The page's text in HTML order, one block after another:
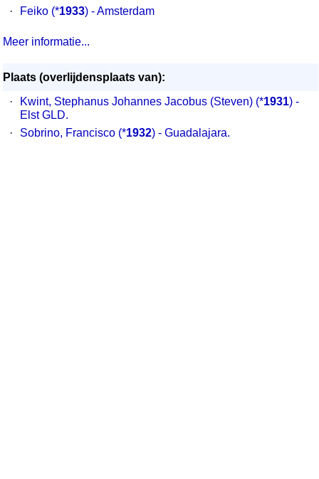
·
Feiko (*1933) - Amsterdam
Meer informatie...
Plaats (overlijdensplaats van):
·
Kwint, Stephanus Johannes Jacobus (Steven) (*1931) -
Elst GLD.
·
Sobrino, Francisco (*1932) - Guadalajara.